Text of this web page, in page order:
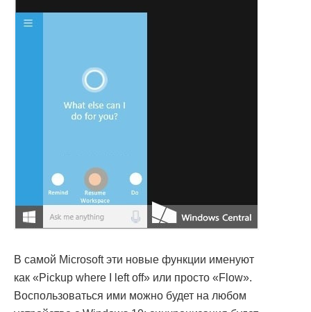
В самой Microsoft эти новые функции именуют
как «Pickup where I left off» или просто «Flow».
Воспользоваться ими можно будет на любом